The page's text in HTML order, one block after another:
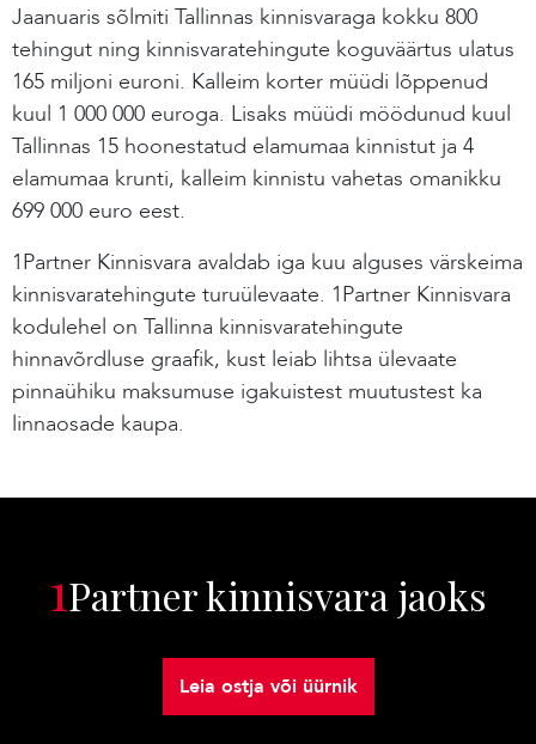
Jaanuaris sõlmiti Tallinnas kinnisvaraga kokku 800
tehingut ning kinnisvaratehingute koguväärtus ulatus
165 miljoni euroni. Kalleim korter müüdi lõppenud
kuul 1 000 000 euroga. Lisaks müüdi möödunud kuul
Tallinnas 15 hoonestatud elamumaa kinnistut ja 4
elamumaa krunti, kalleim kinnistu vahetas omanikku
699 000 euro eest.
1Partner Kinnisvara avaldab iga kuu alguses värskeima
kinnisvaratehingute turuülevaate. 1Partner Kinnisvara
kodulehel on Tallinna kinnisvaratehingute
hinnavõrdluse graafik, kust leiab lihtsa ülevaate
pinnaühiku maksumuse igakuistest muutustest ka
linnaosade kaupa.
1Partner kinnisvara jaoks
Leia ostja või üürnik